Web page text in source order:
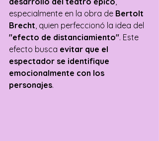
especialmente en la obra de Bertolt
Brecht , quien perfeccionó la idea del
"efecto de distanciamiento". Este
efecto busca evitar que el
espectador se identifique
emocionalmente con los
personajes.